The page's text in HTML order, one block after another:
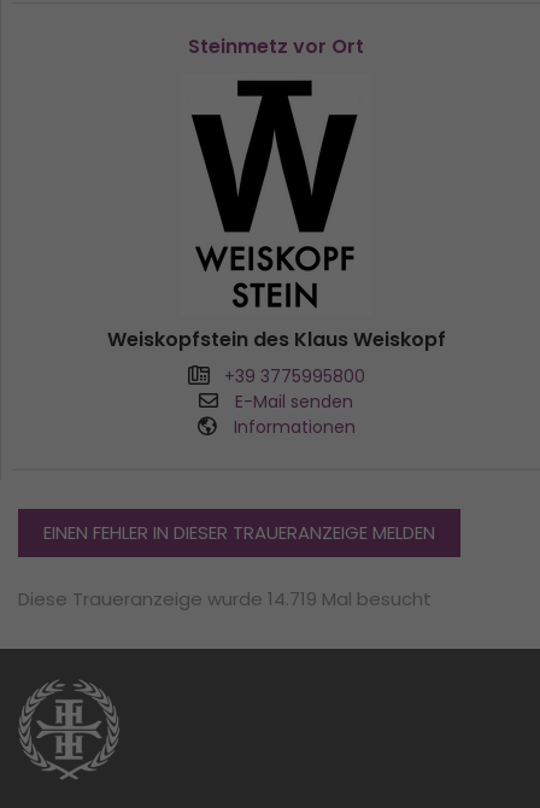
Steinmetz vor Ort
Weiskopfstein des Klaus Weiskopf
+39 3775995800
E-Mail senden
Informationen
EINEN FEHLER IN DIESER TRAUERANZEIGE MELDEN
Diese Traueranzeige wurde 14.719 Mal besucht